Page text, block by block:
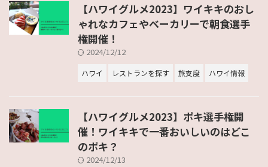
【ハワイグルメ2023】ワイキキのおし
ゃれなカフェやベーカリーで朝食選手
権開催！
2024/12/12
ハワイ レストランを探す 旅支度 ハワイ情報
【ハワイグルメ2023】ポキ選手権開
催！ワイキキで一番おいしいのはどこ
のポキ？
2024/12/13